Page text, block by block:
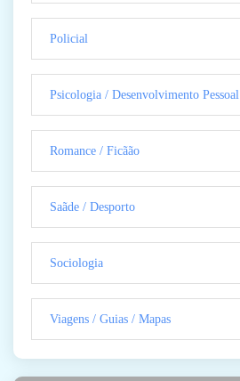
Policial
Psicologia / Desenvolvimento Pessoal
Romance / Ficãão
Saãde / Desporto
Sociologia
Viagens / Guias / Mapas